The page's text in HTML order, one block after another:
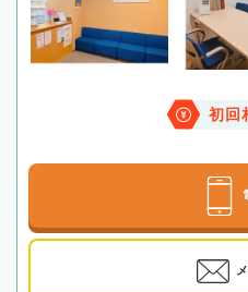
初回